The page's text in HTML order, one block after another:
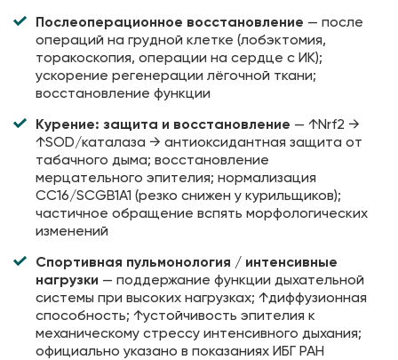
Послеоперационное восстановление — после
операций на грудной клетке (лобэктомия,
торакоскопия, операции на сердце с ИК);
ускорение регенерации лёгочной ткани;
восстановление функции
Курение: защита и восстановление — ↑Nrf2 →
↑SOD/каталаза → антиоксидантная защита от
табачного дыма; восстановление
мерцательного эпителия; нормализация
CC16/SCGB1A1 (резко снижен у курильщиков);
частичное обращение вспять морфологических
изменений
Спортивная пульмонология / интенсивные
нагрузки — поддержание функции дыхательной
системы при высоких нагрузках; ↑диффузионная
способность; ↑устойчивость эпителия к
механическому стрессу интенсивного дыхания;
официально указано в показаниях ИБГ РАН